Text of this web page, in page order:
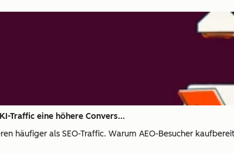
Traffic eine höhere Convers...
häufiger als SEO-Traffic. Warum AEO-Besucher